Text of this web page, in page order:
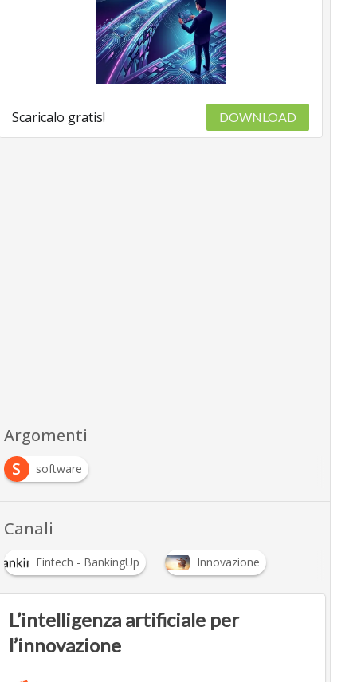
Scaricalo gratis! DOWNLOAD
Argomenti
S
software
Canali
Fintech - BankingUp Innovazione
L’intelligenza artificiale per
l’innovazione